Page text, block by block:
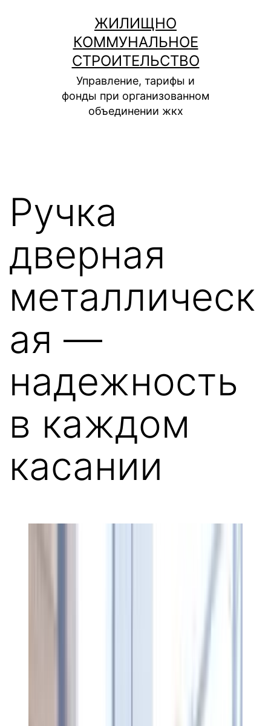
содержимому
ЖИЛИЩНО
КОММУНАЛЬНОЕ
СТРОИТЕЛЬСТВО
Управление, тарифы и
фонды при организованном
объединении жкх
Ручка
дверная
металлическ
ая —
надежность
в каждом
касании